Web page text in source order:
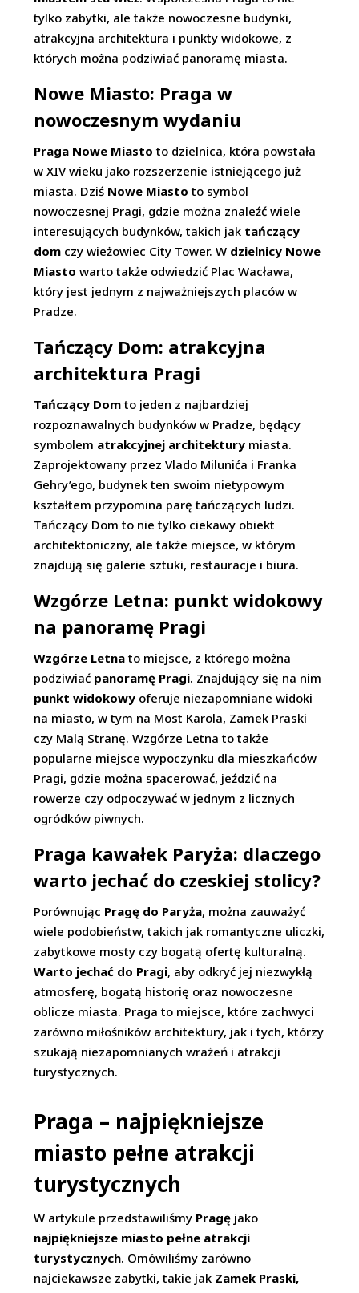
tylko zabytki, ale także nowoczesne budynki,
atrakcyjna architektura i punkty widokowe, z
których można podziwiać panoramę miasta.
Nowe Miasto: Praga w
nowoczesnym wydaniu
Praga Nowe Miasto to dzielnica, która powstała
w XIV wieku jako rozszerzenie istniejącego już
miasta. Dziś Nowe Miasto to symbol
nowoczesnej Pragi, gdzie można znaleźć wiele
interesujących budynków, takich jak tańczący
dom czy wieżowiec City Tower. W dzielnicy Nowe
Miasto warto także odwiedzić Plac Wacława,
który jest jednym z najważniejszych placów w
Pradze.
Tańczący Dom: atrakcyjna
architektura Pragi
Tańczący Dom to jeden z najbardziej
rozpoznawalnych budynków w Pradze, będący
symbolem atrakcyjnej architektury miasta.
Zaprojektowany przez Vlado Milunića i Franka
Gehry’ego, budynek ten swoim nietypowym
kształtem przypomina parę tańczących ludzi.
Tańczący Dom to nie tylko ciekawy obiekt
architektoniczny, ale także miejsce, w którym
znajdują się galerie sztuki, restauracje i biura.
Wzgórze Letna: punkt widokowy
na panoramę Pragi
Wzgórze Letna to miejsce, z którego można
podziwiać panoramę Pragi. Znajdujący się na nim
punkt widokowy oferuje niezapomniane widoki
na miasto, w tym na Most Karola, Zamek Praski
czy Malą Stranę. Wzgórze Letna to także
popularne miejsce wypoczynku dla mieszkańców
Pragi, gdzie można spacerować, jeździć na
rowerze czy odpoczywać w jednym z licznych
ogródków piwnych.
Praga kawałek Paryża: dlaczego
warto jechać do czeskiej stolicy?
Porównując Pragę do Paryża, można zauważyć
wiele podobieństw, takich jak romantyczne uliczki,
zabytkowe mosty czy bogatą ofertę kulturalną.
Warto jechać do Pragi, aby odkryć jej niezwykłą
atmosferę, bogatą historię oraz nowoczesne
oblicze miasta. Praga to miejsce, które zachwyci
zarówno miłośników architektury, jak i tych, którzy
szukają niezapomnianych wrażeń i atrakcji
turystycznych.
Praga – najpiękniejsze
miasto pełne atrakcji
turystycznych
W artykule przedstawiliśmy Pragę jako
najpiękniejsze miasto pełne atrakcji
turystycznych. Omówiliśmy zarówno
najciekawsze zabytki, takie jak Zamek Praski,